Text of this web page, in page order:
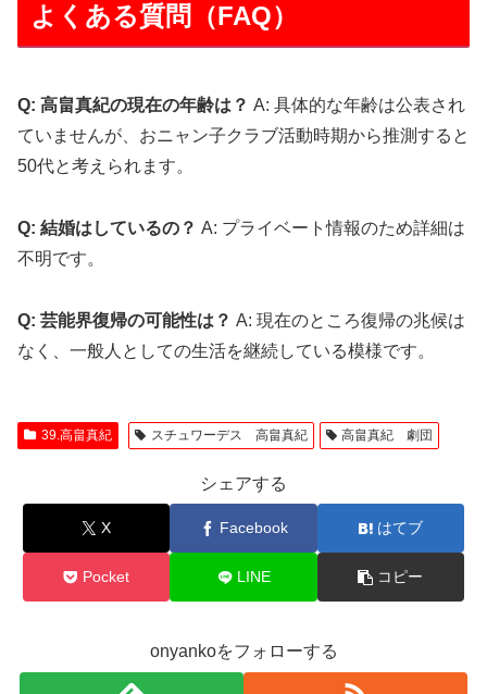
よくある質問（FAQ）
Q: 高畠真紀の現在の年齢は？ A: 具体的な年齢は公表され
ていませんが、おニャン子クラブ活動時期から推測すると
50代と考えられます。
Q: 結婚はしているの？ A: プライベート情報のため詳細は
不明です。
Q: 芸能界復帰の可能性は？ A: 現在のところ復帰の兆候は
なく、一般人としての生活を継続している模様です。
39.高畠真紀 スチュワーデス 高畠真紀 高畠真紀 劇団
シェアする
X Facebook はてブ
Pocket LINE コピー
onyankoをフォローする